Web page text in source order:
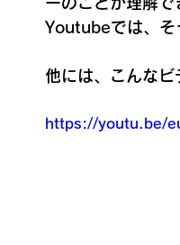
Youtubeでは、そ
他には、こんなビ
https://youtu.be/